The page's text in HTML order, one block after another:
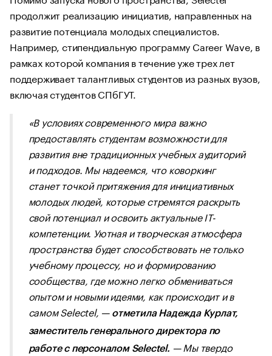
продолжит реализацию инициатив, направленных на
развитие потенциала молодых специалистов.
Например, стипендиальную программу Career Wave, в
рамках которой компания в течение уже трех лет
поддерживает талантливых студентов из разных вузов,
включая студентов СПбГУТ.
«В условиях современного мира важно
предоставлять студентам возможности для
развития вне традиционных учебных аудиторий
и подходов. Мы надеемся, что коворкинг
станет точкой притяжения для инициативных
молодых людей, которые стремятся раскрыть
свой потенциал и освоить актуальные IТ-
компетенции. Уютная и творческая атмосфера
пространства будет способствовать не только
учебному процессу, но и формированию
сообщества, где можно легко обмениваться
опытом и новыми идеями, как происходит и в
самом Selectel, — отметила Надежда Курлат,
заместитель генерального директора по
работе с персоналом Selectel. — Мы твердо